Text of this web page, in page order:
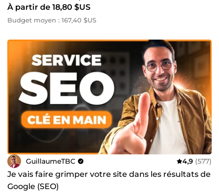
À partir de 18,80 $US
Budget moyen : 167,40 $US
GuillaumeTBC 4,9 (577)
Je vais faire grimper votre site dans les résultats de
Google (SEO)